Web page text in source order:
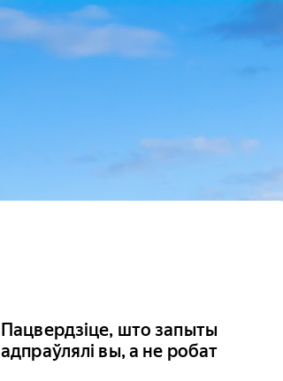
Пацвердзіце, што запыты
адпраўлялі вы, а не робат